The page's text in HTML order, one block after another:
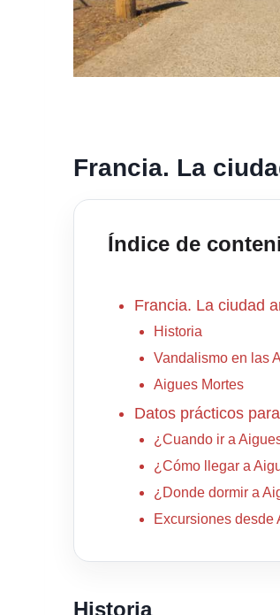
Francia. La
Índice de
Francia. La ciudad
Historia
Vandalismo en las
Aigues Mortes
Datos prácticos
¿Cuando ir a
¿Cómo llegar a
¿Donde dormir a
Excursiones desde
Historia